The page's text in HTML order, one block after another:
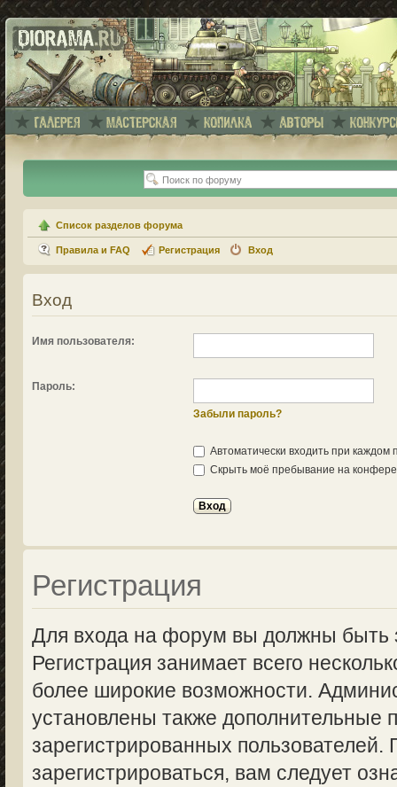
Список разделов форума
Правила и FAQ Регистрация Вход
Вход
Имя пользователя:
Пароль:
Забыли пароль?
Автоматически входить при каждом
Скрыть моё пребывание на
Регистрация
Для входа на форум вы должны быть
Регистрация занимает всего
более широкие возможности.
установлены также дополнительные
зарегистрированных
зарегистрироваться, вам следует